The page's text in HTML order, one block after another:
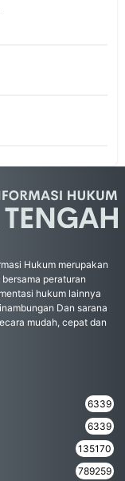
Hukum merupakan
peraturan
hukum lainnya
Dan sarana
mudah, cepat dan
6339
6339
135170
789259